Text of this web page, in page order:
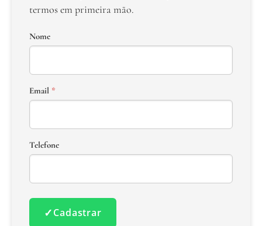
termos em primeira mão.
Nome
Email *
Telefone
✓Cadastrar